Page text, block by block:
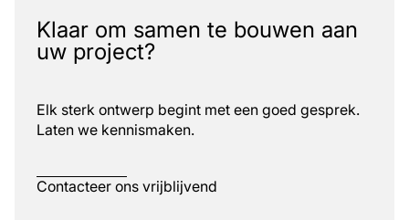
Klaar om samen te bouwen aan
uw project?
Elk sterk ontwerp begint met een goed gesprek.
Laten we kennismaken.
Contacteer ons vrijblijvend